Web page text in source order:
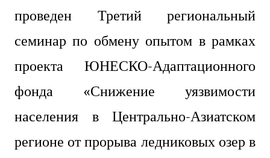
проведен Третий региональный
семинар по обмену опытом в рамках
проекта ЮНЕСКО-Адаптационного
фонда «Снижение уязвимости
населения в Центрально-Азиатском
регионе от прорыва ледниковых озер в